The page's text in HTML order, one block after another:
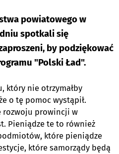
powiatowego w
spotkali się
by podziękować
"Polski Ład".
który nie otrzymałby
o tę pomoc wystąpił.
rozwoju prowincji w
Pieniądze te to również
które pieniądze
które samorządy będą